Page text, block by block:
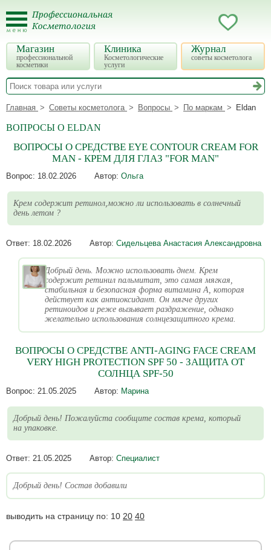
Магазин
профессиональной
косметики
Клиника
Косметологические
услуги
Журнал
советы косметолога
Главная Советы косметолога Вопросы По маркам Eldan
ВОПРОСЫ О ELDAN
ВОПРОСЫ О СРЕДСТВЕ EYE CONTOUR CREAM FOR
MAN - КРЕМ ДЛЯ ГЛАЗ "FOR MAN"
Вопрос: 18.02.2026 Автор: Ольга
Крем содержит ретинол,можно ли использовать в солнечный
день летом ?
Ответ: 18.02.2026 Автор: Сидельцева Анастасия Александровна
Добрый день. Можно использовать днем. Крем
содержит ретинил пальмитат, это самая мягкая,
стабильная и безопасная форма витамина А, которая
действует как антиоксидант. Он мягче других
ретиноидов и реже вызывает раздражение, однако
желательно использования солнцезащитного крема.
ВОПРОСЫ О СРЕДСТВЕ ANTI-AGING FACE CREAM
VERY HIGH PROTECTION SPF 50 - ЗАЩИТА ОТ
СОЛНЦА SPF-50
Вопрос: 21.05.2025 Автор: Марина
Добрый день! Пожалуйста сообщите состав крема, который
на упаковке.
Ответ: 21.05.2025 Автор: Специалист
Добрый день! Состав добавили
выводить на страницу по: 10 20 40